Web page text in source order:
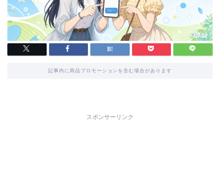
記事内に商品プロモーションを含む場合があります
スポンサーリンク